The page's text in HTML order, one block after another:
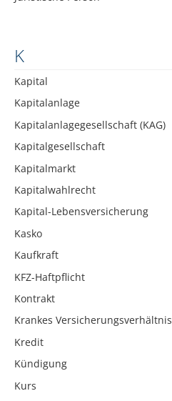
K
Kapital
Kapitalanlage
Kapitalanlagegesellschaft (KAG)
Kapitalgesellschaft
Kapitalmarkt
Kapitalwahlrecht
Kapital-Lebensversicherung
Kasko
Kaufkraft
KFZ-Haftpflicht
Kontrakt
Krankes Versicherungsverhältnis
Kredit
Kündigung
Kurs